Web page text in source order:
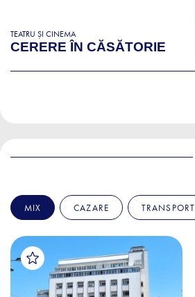
TEATRU ȘI CINEMA
CERERE ÎN CĂSĂTORIE
MIX CAZARE TRANSPORT